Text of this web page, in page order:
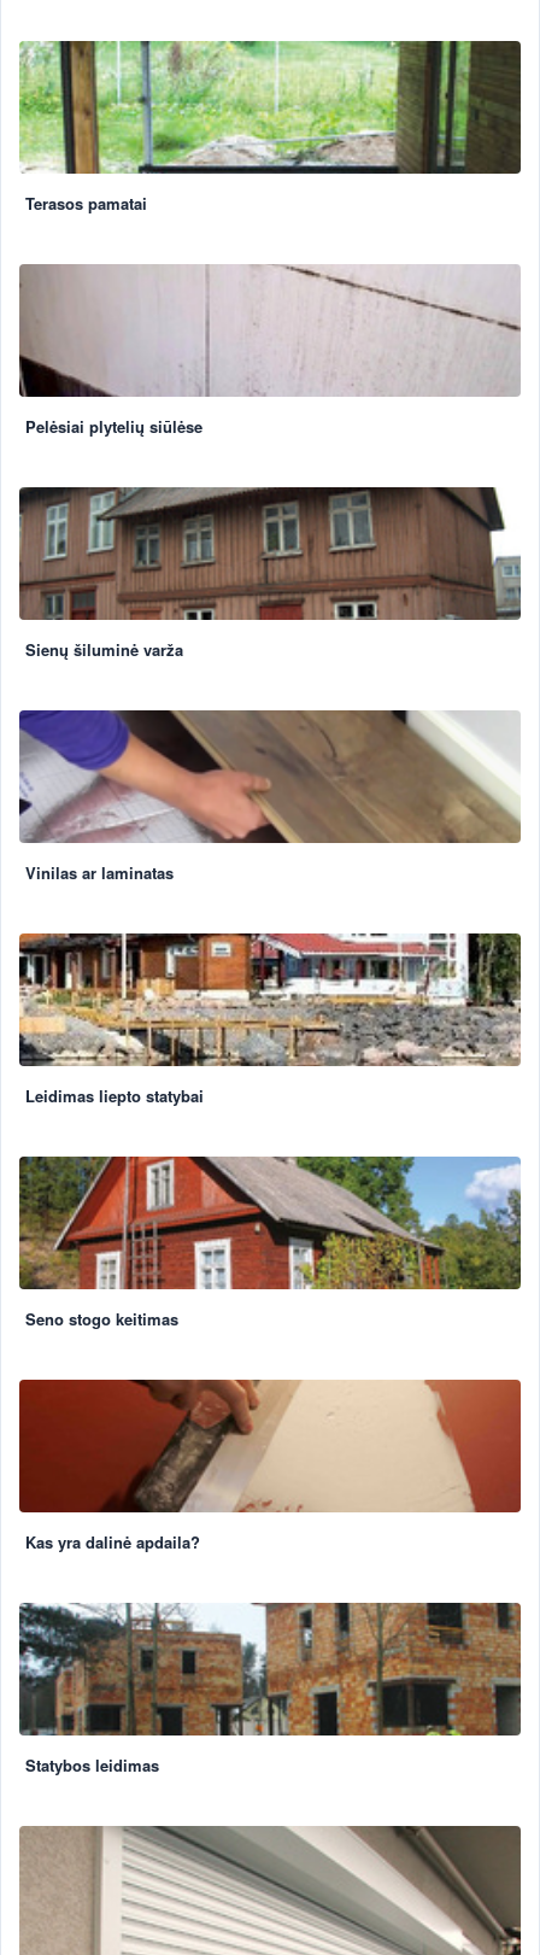
Terasos pamatai
Pelėsiai plytelių siūlėse
Sienų šiluminė varža
Vinilas ar laminatas
Leidimas liepto statybai
Seno stogo keitimas
Kas yra dalinė apdaila?
Statybos leidimas